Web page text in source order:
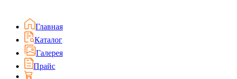
Главная
Каталог
Галерея
Прайс